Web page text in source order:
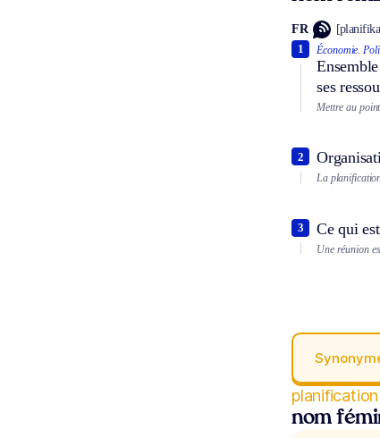
FR
Économie.
ses
1
Mettre au
2
La
Ce qui
3
Une réunion
planification
nom